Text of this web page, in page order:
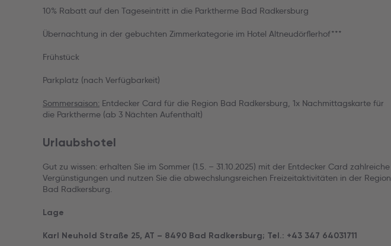
10% Rabatt auf den Tageseintritt in die Parktherme Bad Radkersburg
Übernachtung in der gebuchten Zimmerkategorie im Hotel Altneudörflerhof***
Frühstück
Parkplatz (nach Verfügbarkeit)
Sommersaison: Entdecker Card für die Region Bad Radkersburg, 1x Nachmittagskarte für
die Parktherme (ab 3 Nächten Aufenthalt)
Urlaubshotel
Gut zu wissen: erhalten Sie im Sommer (1.5. – 31.10.2025) mit der Entdecker Card zahlreiche
Vergünstigungen und nutzen Sie die abwechslungsreichen Freizeitaktivitäten in der Region
Bad Radkersburg.
Lage
Karl Neuhold Straße 25, AT – 8490 Bad Radkersburg; Tel.: +43 347 64031711